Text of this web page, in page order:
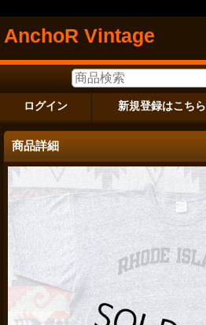
AnchoR Vintage
ログイン 新規登録はこちら
商品詳細